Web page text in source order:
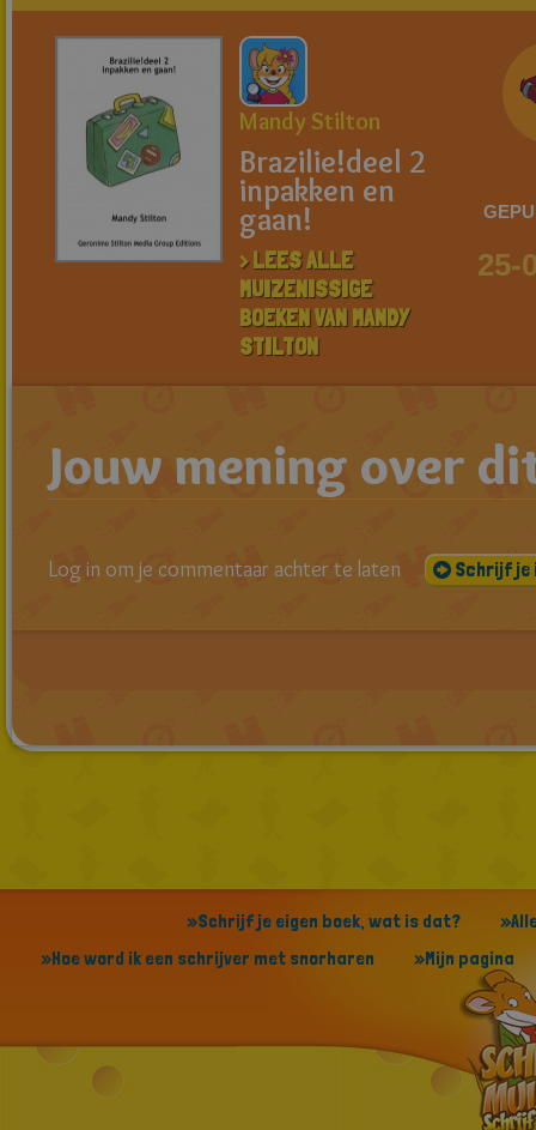
Mandy Stilton
Brazilie!deel 2
inpakken en
gaan!
> LEES ALLE
MUIZENISSIGE
BOEKEN VAN MANDY
STILTON
25-
Jouw mening over
Log in om je commentaar achter te laten Schrijf je
»Schrijf je eigen boek, wat is dat?
»Hoe word ik een schrijver met snorharen
»Mijn pagina